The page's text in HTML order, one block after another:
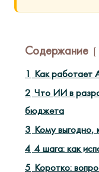
Содержание
1 Как работает
2 Что ИИ в
бюджета
3 Кому выгодно,
4 4 шага: как
5 Коротко: